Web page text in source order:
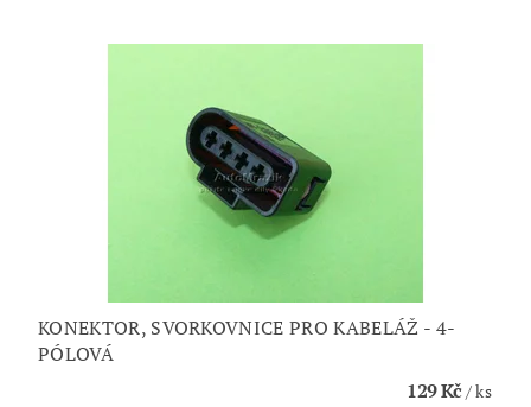
KONEKTOR, SVORKOVNICE PRO KABELÁŽ - 4-
PÓLOVÁ
129 Kč/ ks